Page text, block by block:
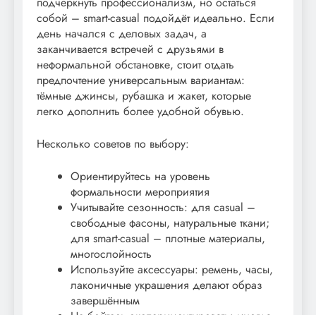
собой – smart-casual подойдёт идеально. Если
день начался с деловых задач, а
заканчивается встречей с друзьями в
неформальной обстановке, стоит отдать
предпочтение универсальным вариантам:
тёмные джинсы, рубашка и жакет, которые
легко дополнить более удобной обувью.
Несколько советов по выбору:
Ориентируйтесь на уровень
формальности мероприятия
Учитывайте сезонность: для casual –
свободные фасоны, натуральные ткани;
для smart-casual – плотные материалы,
многослойность
Используйте аксессуары: ремень, часы,
лаконичные украшения делают образ
завершённым